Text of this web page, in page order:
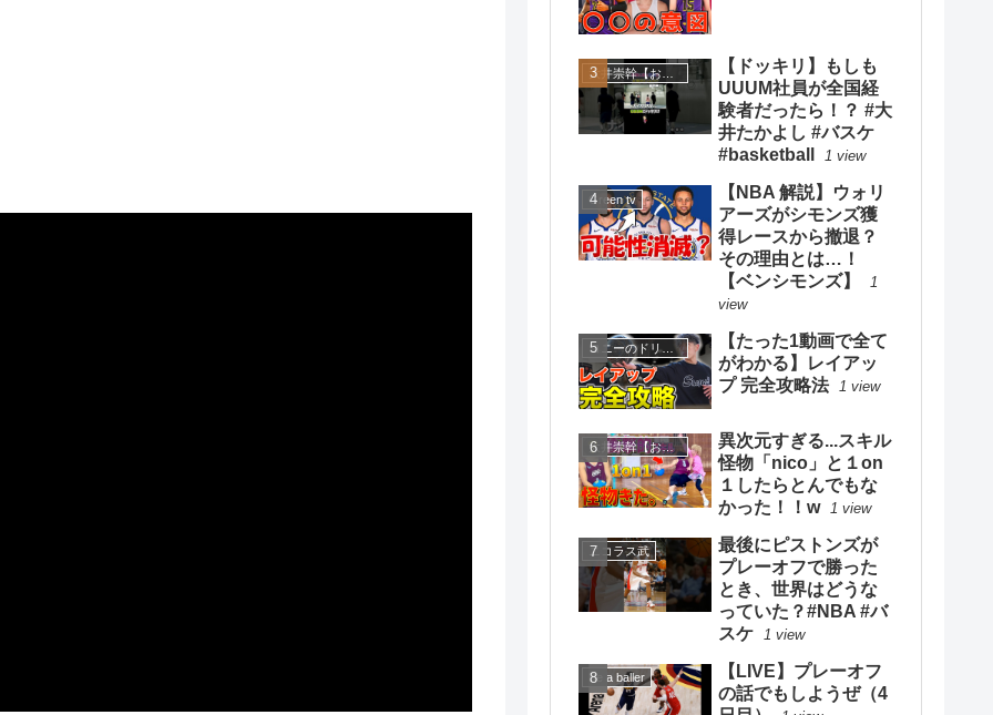
【ドッキリ】もしも
UUUM社員が全国経
験者だったら！？ #大
井たかよし #バスケ
#basketball
1 view
Green tv
【NBA 解説】ウォリ
アーズがシモンズ獲
得レースから撤退？
その理由とは…！
【ベンシモンズ】
1
view
コニーのドリブルスクール
【たった1動画で全て
がわかる】レイアッ
プ 完全攻略法 1 view
大井崇幹【おおいたかよし】
異次元すぎる...スキル
怪物「nico」と１on
１したらとんでもな
かった！！w
1 view
ニコラス武
最後にピストンズが
プレーオフで勝った
とき、世界はどうな
っていた？#NBA #バ
スケ
1 view
Be a baller
【LIVE】プレーオフ
の話でもしようぜ（4